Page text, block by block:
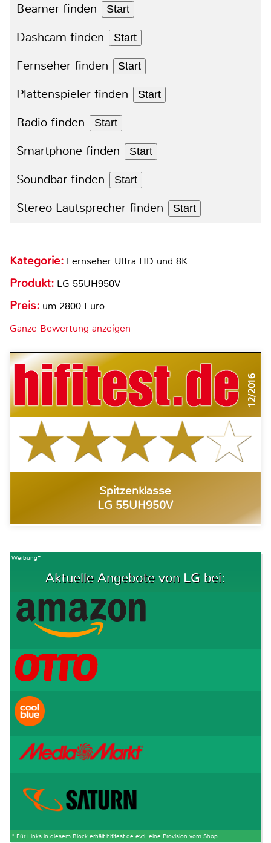
Beamer finden Start
Dashcam finden Start
Fernseher finden Start
Plattenspieler finden Start
Radio finden Start
Smartphone finden Start
Soundbar finden Start
Stereo Lautsprecher finden Start
Kategorie: Fernseher Ultra HD und 8K
Produkt: LG 55UH950V
Preis: um 2800 Euro
Ganze Bewertung anzeigen
12/2016
Spitzenklasse
LG 55UH950V
Werbung*
Aktuelle Angebote von LG bei:
* Für Links in diesem Block erhält hifitest.de evtl. eine Provision vom Shop